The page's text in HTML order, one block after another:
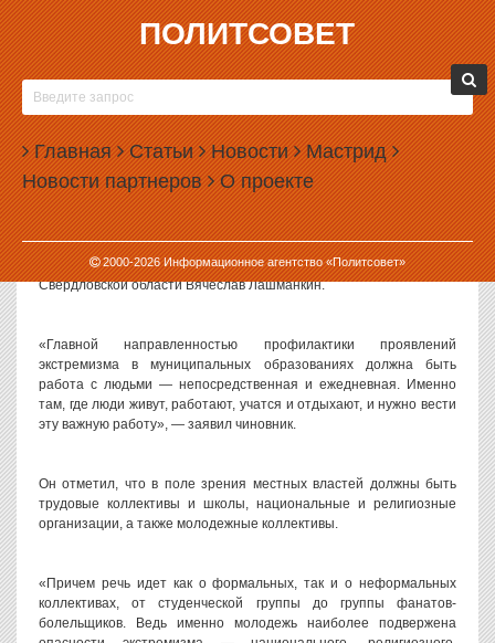
ПОЛИТСОВЕТ
Главная Статьи Новости Мастрид
Новости партнеров О проекте
2000-2026Информационное агентство «Политсовет»
28.07.2011, 12:28
ВЯЧЕСЛАВ ЛАШМАНКИН ПООБЕЩАЛ БЫТЬ
БЛИЖЕ К ЛЮДЯМ
Работа по профилактике экстремизма должна вестись в первую
очередь среди молодых людей и должна проводиться как в
формальных, так и в неформальных объединениях. Об этом шла
речь на очередном заседании областной межведомственной
комиссии по профилактике экстремизма, которое провел ее
председатель, руководитель администрации губернатора
Свердловской области Вячеслав Лашманкин.
«Главной направленностью профилактики проявлений
экстремизма в муниципальных образованиях должна быть
работа с людьми — непосредственная и ежедневная. Именно
там, где люди живут, работают, учатся и отдыхают, и нужно вести
эту важную работу», — заявил чиновник.
Он отметил, что в поле зрения местных властей должны быть
трудовые коллективы и школы, национальные и религиозные
организации, а также молодежные коллективы.
«Причем речь идет как о формальных, так и о неформальных
коллективах, от студенческой группы до группы фанатов-
болельщиков. Ведь именно молодежь наиболее подвержена